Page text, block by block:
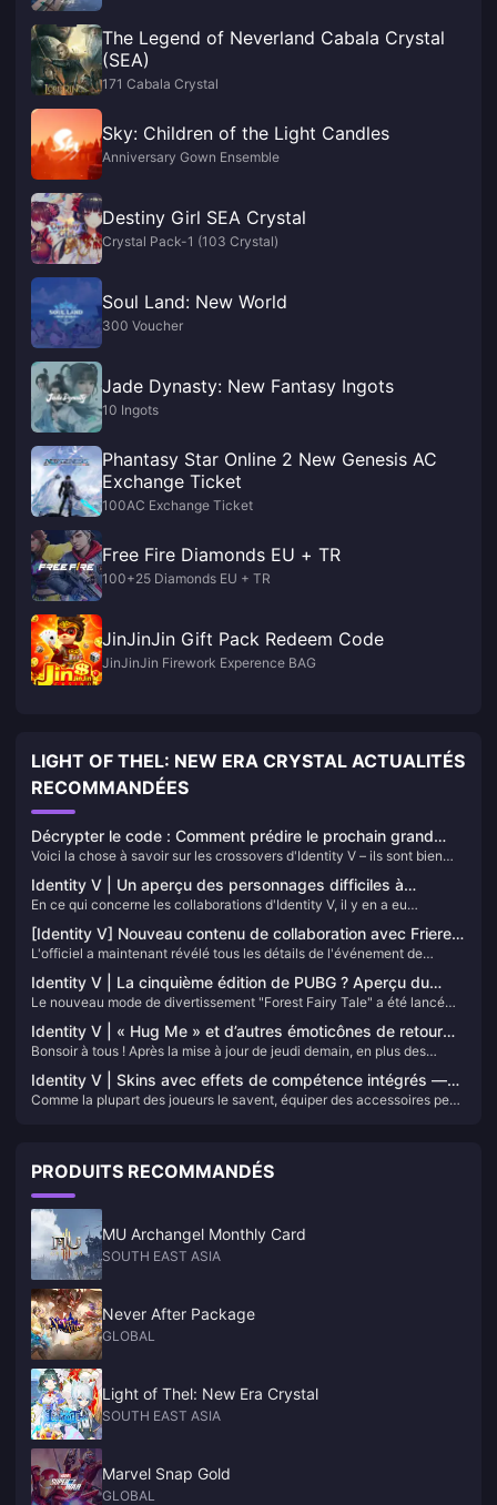
The Legend of Neverland Cabala Crystal
(SEA)
171 Cabala Crystal
Sky: Children of the Light Candles
Anniversary Gown Ensemble
Destiny Girl SEA Crystal
Crystal Pack-1 (103 Crystal)
Soul Land: New World
300 Voucher
Jade Dynasty: New Fantasy Ingots
10 Ingots
Phantasy Star Online 2 New Genesis AC
Exchange Ticket
100AC Exchange Ticket
Free Fire Diamonds EU + TR
100+25 Diamonds EU + TR
JinJinJin Gift Pack Redeem Code
JinJinJin Firework Experence BAG
LIGHT OF THEL: NEW ERA CRYSTAL ACTUALITÉS
RECOMMANDÉES
Décrypter le code : Comment prédire le prochain grand
crossover d'Identity V
Voici la chose à savoir sur les crossovers d'Identity V – ils sont bien
plus prévisibles qu'on ne le pense. Après avoir suivi les schémas
pendant des années, j'ai remarqué que NetEase suit un plan de jeu
assez spécifique : 2 à 4 événements par an, ciblant toujours ce juste
milieu entre l'horreur et le mystère, avec une monétisation qui est… eh
bien, disons qu'ils savent ce qu'ils font.
Identity V | Un aperçu des personnages difficiles à
collaborer en raison de points d'ancrage uniques
En ce qui concerne les collaborations d'Identity V, il y en a eu
tellement qu'il est difficile de les compter ! Chacune apporte des
surprises passionnantes pour les joueurs. Cependant, certains
personnages possèdent des « points d'ancrage » si distinctifs qu'il est
vraiment difficile de trouver un personnage de collaboration
parfaitement assorti !
[Identity V] Nouveau contenu de collaboration avec Frieren
révélé ! Connectez-vous pour obtenir 10 tirages gratuits !
L'officiel a maintenant révélé tous les détails de l'événement de
collaboration Frieren ! Sachant que certains joueurs pourraient
manquer certaines informations, j'ai organisé tout ce que vous devez
savoir sur cette collaboration pour une référence facile !
Identity V | La cinquième édition de PUBG ? Aperçu du
mode de jeu “Conte de fées dans les bois” !
Le nouveau mode de divertissement "Forest Fairy Tale" a été lancé
sur le serveur de test, découvrons comment y jouer !
Identity V | « Hug Me » et d’autres émoticônes de retour
après la mise à jour de demain !
Bonsoir à tous ! Après la mise à jour de jeudi demain, en plus des
nouvelles skins comme "Régression" de l'Apôtre, "Tour d'ivoire" du
Cowboy, et le skin crossover du Jardinier, plusieurs émotes de
personnages et actions d'attente feront également leur retour. Jetons
Identity V | Skins avec effets de compétence intégrés —
Aucun accessoire nécessaire !
Comme la plupart des joueurs le savent, équiper des accessoires peut
un coup d'œil à quelques-uns de ces skins spéciaux — vous pourriez
PRODUITS RECOMMANDÉS
MU Archangel Monthly Card
SOUTH EAST ASIA
Never After Package
GLOBAL
Light of Thel: New Era Crystal
SOUTH EAST ASIA
Marvel Snap Gold
GLOBAL